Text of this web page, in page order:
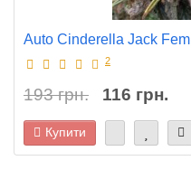
Auto Cinderella Jack Fem
2
193 грн. 116 грн.
Купити